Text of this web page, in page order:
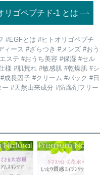
リゴペプチド-1 とは
#EGFとは #ヒトオリゴペプチ
ィース #ざらつき #メンズ #おう
ステ #おうち美容 #保湿 #セル
様 #肌荒れ #敏感肌 #乾燥肌 #シ
長因子 #クリーム #パック #日
#天然由来成分 #防腐剤フリー